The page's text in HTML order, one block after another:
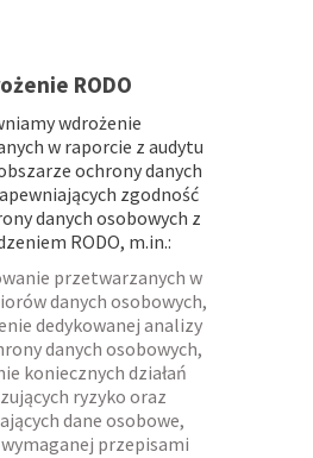
RODO
wdrożenie
w raporcie z audytu
ochrony danych
zgodność
danych osobowych z
RODO, m.in.:
przetwarzanych w
danych osobowych,
dedykowanej analizy
danych osobowych,
koniecznych działań
ryzyko oraz
dane osobowe,
przepisami